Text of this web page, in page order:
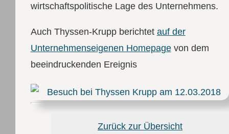
wirtschaftspolitische Lage des Unternehmens.
Auch Thyssen-Krupp berichtet auf der
Unternehmenseigenen Homepagevon dem
beeindruckenden Ereignis
Zurück zur Übersicht